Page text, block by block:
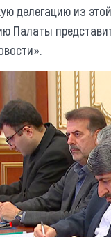
делегацию из
Палаты